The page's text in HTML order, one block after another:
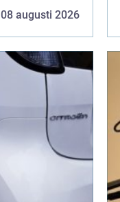
08 augusti 2026